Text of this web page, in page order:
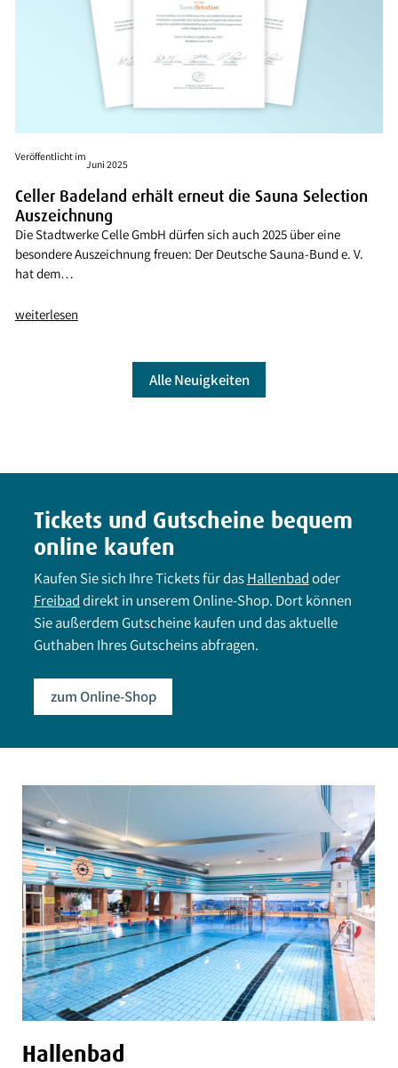
Veröffentlicht im
Juni 2025
Celler Badeland erhält erneut die Sauna Selection
Auszeichnung
Die Stadtwerke Celle GmbH dürfen sich auch 2025 über eine
besondere Auszeichnung freuen: Der Deutsche Sauna-Bund e. V.
hat dem…
weiterlesen
Alle Neuigkeiten
Tickets und Gutscheine bequem
online kaufen
Kaufen Sie sich Ihre Tickets für dasHallenbadoder
Freibaddirekt in unserem Online-Shop. Dort können
Sie außerdem Gutscheine kaufen und das aktuelle
Guthaben Ihres Gutscheins abfragen.
zum Online-Shop
Hallenbad